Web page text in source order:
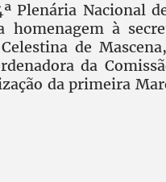
Plenária Nacional
homenagem à
de
da
da primeira